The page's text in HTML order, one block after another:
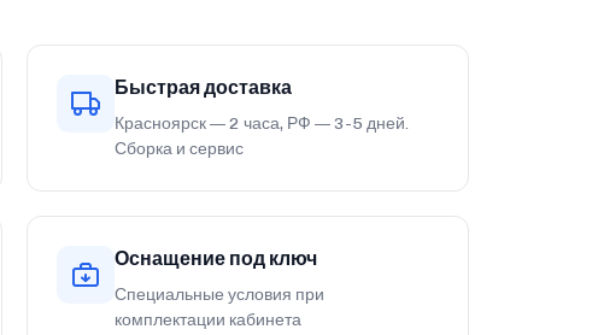
Быстрая доставка
Красноярск — 2 часа, РФ — 3-5 дней.
Сборка и сервис
Оснащение под ключ
Специальные условия при
комплектации кабинета